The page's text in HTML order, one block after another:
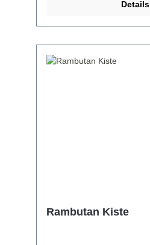
Details
Rambutan Kiste